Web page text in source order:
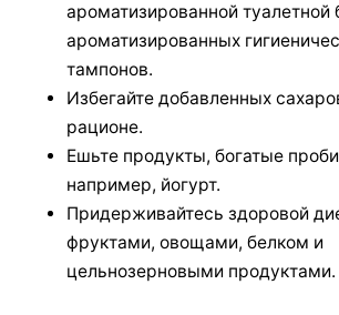
ароматизированной туалетной
ароматизированных
тампонов.
Избегайте добавленных
рационе.
Ешьте продукты, богатые
например, йогурт.
Придерживайтесь здоровой
фруктами, овощами, белком и
цельнозерновыми продуктами.